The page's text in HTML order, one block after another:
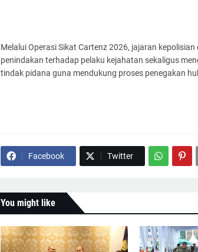
Melalui Operasi Sikat Cartenz 2026, jajaran
penindakan terhadap pelaku kejahatan sekaligus
tindak pidana guna mendukung proses penegakan
Facebook Twitter
You might like